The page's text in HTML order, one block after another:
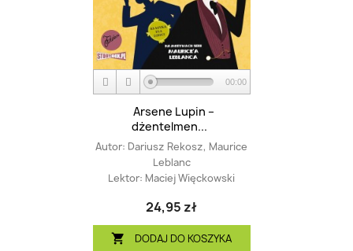
00:00
Arsene Lupin –
dżentelmen...
Autor: Dariusz Rekosz, Maurice
Leblanc
Lektor: Maciej Więckowski
24,95 zł
 DODAJ DO KOSZYKA